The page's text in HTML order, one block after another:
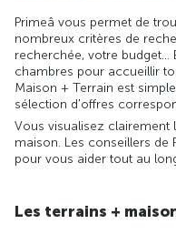
Primeâ vous permet de
nombreux critères de
recherchée, votre budget...
chambres pour accueillir
Maison + Terrain est
sélection d'offres
Vous visualisez clairement
maison. Les conseillers de
pour vous aider tout au
Les terrains +